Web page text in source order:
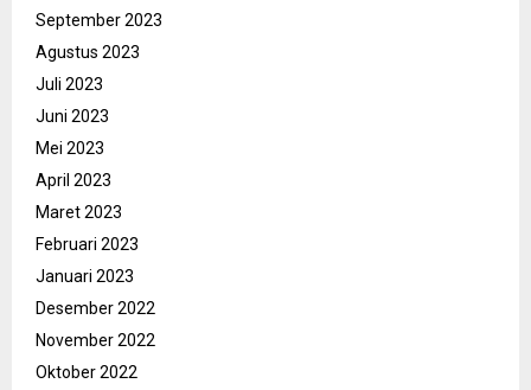
September 2023
Agustus 2023
Juli 2023
Juni 2023
Mei 2023
April 2023
Maret 2023
Februari 2023
Januari 2023
Desember 2022
November 2022
Oktober 2022